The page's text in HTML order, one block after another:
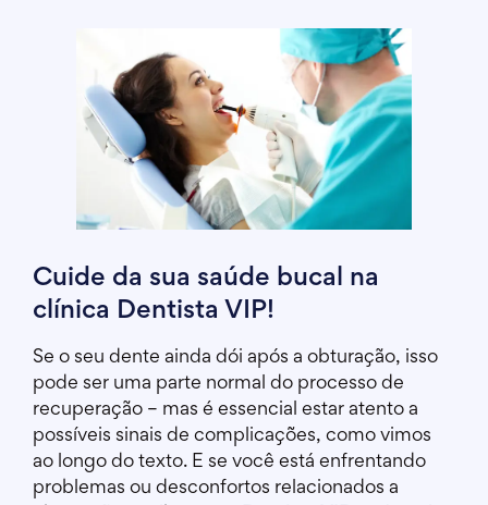
Cuide da sua saúde bucal na
clínica Dentista VIP!
Se o seu dente ainda dói após a obturação, isso
pode ser uma parte normal do processo de
recuperação – mas é essencial estar atento a
possíveis sinais de complicações, como vimos
ao longo do texto. E se você está enfrentando
problemas ou desconfortos relacionados a